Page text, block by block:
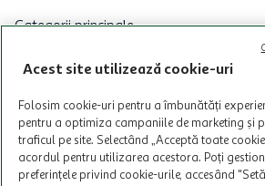
Categorii principale
Intra acum in aplicatia
Acest site utilizează cookie-uri
Folosim cookie-uri pentru a îmbunătăți
pentru a optimiza campaniile de marketing și
traficul pe site. Selectând „Acceptă toate
acordul pentru utilizarea acestora. Poți
preferințele privind cookie-urile, accesând